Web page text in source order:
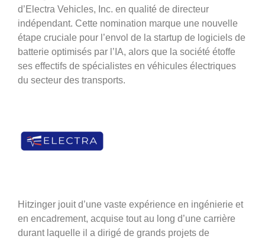
d’Electra Vehicles, Inc. en qualité de directeur
indépendant. Cette nomination marque une nouvelle
étape cruciale pour l’envol de la startup de logiciels de
batterie optimisés par l’IA, alors que la société étoffe
ses effectifs de spécialistes en véhicules électriques
du secteur des transports.
Hitzinger jouit d’une vaste expérience en ingénierie et
en encadrement, acquise tout au long d’une carrière
durant laquelle il a dirigé de grands projets de